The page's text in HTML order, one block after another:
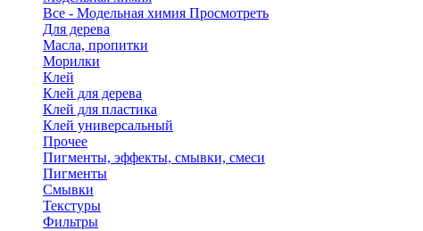
Все - Модельная химия Просмотреть
Для дерева
Масла, пропитки
Морилки
Клей
Клей для дерева
Клей для пластика
Клей универсальный
Прочее
Пигменты, эффекты, смывки, смеси
Пигменты
Смывки
Текстуры
Фильтры